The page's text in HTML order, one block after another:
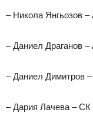
– Никола Янгьозов –
– Даниел Драганов –
– Даниел Димитров
– Дария Лачева – СК